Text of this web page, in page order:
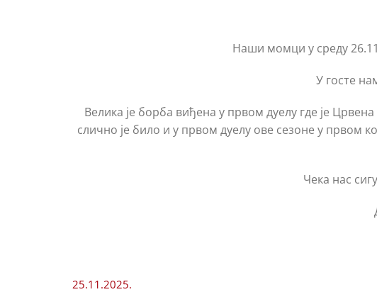
Наши момци у среду
У госте
Велика је борба виђена у првом дуелу где је
слично је било и у првом дуелу ове сезоне у првом
Чека нас
25.11.2025.